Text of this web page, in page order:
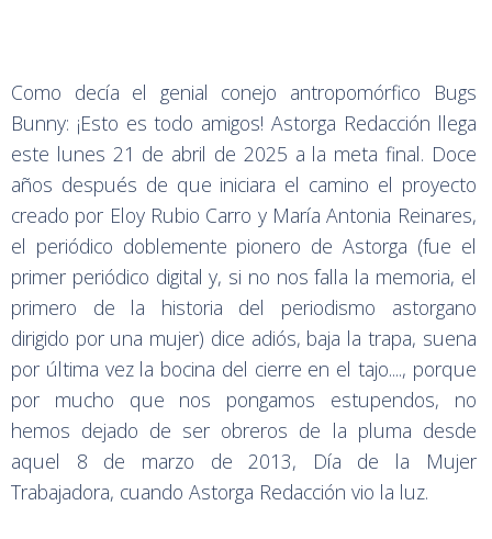
Como decía el genial conejo antropomórfico Bugs
Bunny: ¡Esto es todo amigos! Astorga Redacción llega
este lunes 21 de abril de 2025 a la meta final. Doce
años después de que iniciara el camino el proyecto
creado por Eloy Rubio Carro y María Antonia Reinares,
el periódico doblemente pionero de Astorga (fue el
primer periódico digital y, si no nos falla la memoria, el
primero de la historia del periodismo astorgano
dirigido por una mujer) dice adiós, baja la trapa, suena
por última vez la bocina del cierre en el tajo...., porque
por mucho que nos pongamos estupendos, no
hemos dejado de ser obreros de la pluma desde
aquel 8 de marzo de 2013, Día de la Mujer
Trabajadora, cuando Astorga Redacción vio la luz.